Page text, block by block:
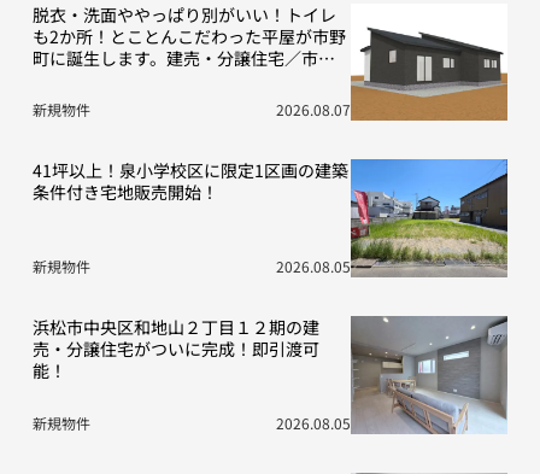
脱衣・洗面ややっぱり別がいい！トイレ
も2か所！とことんこだわった平屋が市野
町に誕生します。建売・分譲住宅／市野
新規物件 2026.08.07
41坪以上！泉小学校区に限定1区画の建築
条件付き宅地販売開始！
新規物件 2026.08.05
浜松市中央区和地山２丁目１２期の建
売・分譲住宅がついに完成！即引渡可
能！
新規物件 2026.08.05